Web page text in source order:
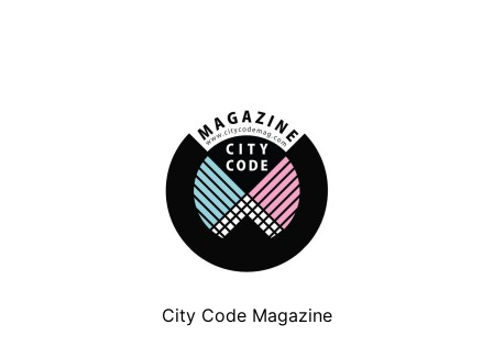
City Code Magazine